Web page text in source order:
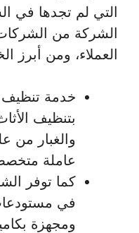
التي لم تجدها في
الشركة من
العملاء، ومن أبرز
خدمة تنظيف
بتنظيف
والغبار من
عاملة
كما توفر
في
ومجهزة